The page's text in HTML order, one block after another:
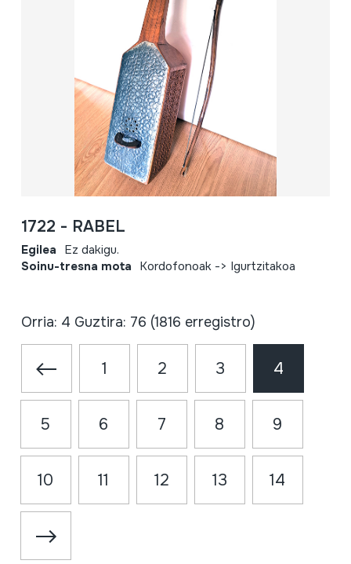
1722 - RABEL
Egilea Ez dakigu.
Soinu-tresna mota Kordofonoak -> Igurtzitakoa
Orria: 4 Guztira: 76 (1816 erregistro)
1 2 3 4
5 6 7 8 9
10 11 12 13 14